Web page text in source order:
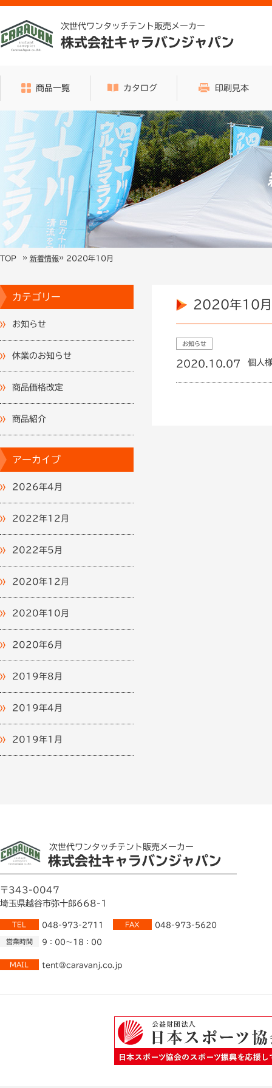
次世代ワンタッチテント販売メーカー
株式会社キャラバンジャパン
商品一覧 カタログ 印刷見本
TOP » 新着情報» 2020年10月
カテゴリー
お知らせ
休業のお知らせ
商品価格改定
商品紹介
アーカイブ
2026年4月
2022年12月
2022年5月
2020年12月
2020年10月
2020年6月
2019年8月
2019年4月
2019年1月
2020年10月
お知らせ
2020.10.07 個人
次世代ワンタッチテント販売メーカー
株式会社キャラバンジャパン
〒343-0047
埼玉県越谷市弥十郎668-1
TEL 048-973-2711 FAX 048-973-5620
営業時間 9：00～18：00
MAIL tent@caravanj.co.jp